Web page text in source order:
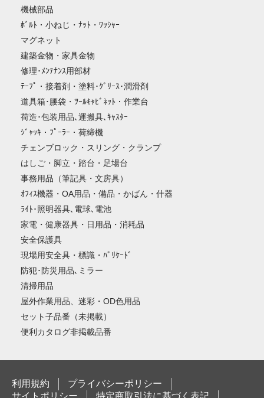
機械部品
ﾎﾞﾙﾄ・小ねじ・ﾅｯﾄ・ﾜｯｼｬｰ
マグネット
建築金物・家具金物
修理･ﾒﾝﾃﾅﾝｽ用部材
ﾃｰﾌﾟ・接着剤・塗料･ｸﾞﾘｰｽ･潤滑剤
道具箱･腰袋・ﾂｰﾙｷｬﾋﾞﾈｯﾄ・作業台
荷造･包装用品､運搬具､ｷｬｽﾀｰ
ｼﾞｬｯｷ・ﾌﾟｰﾗｰ・荷締機
チェンブロック・スリング・クランプ
はしご・脚立・踏台・足場台
事務用品（筆記具・文房具）
ｵﾌｨｽ機器・OA用品・備品・かばん・什器
ﾗｲﾄ･照明器具､電球､電池
家電・健康器具・日用品・消耗品
安全保護具
現場用安全具・標識・ﾊﾞﾘｹｰﾄﾞ
防犯･防災用品､ミラー
清掃用品
屋外作業用品、迷彩・OD色用品
セット子品番（未掲載）
便利カタログ非掲載品番
利用規約
プライバシーポリシー